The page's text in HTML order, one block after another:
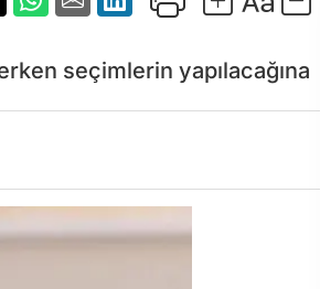
seçimlerin yapılacağına